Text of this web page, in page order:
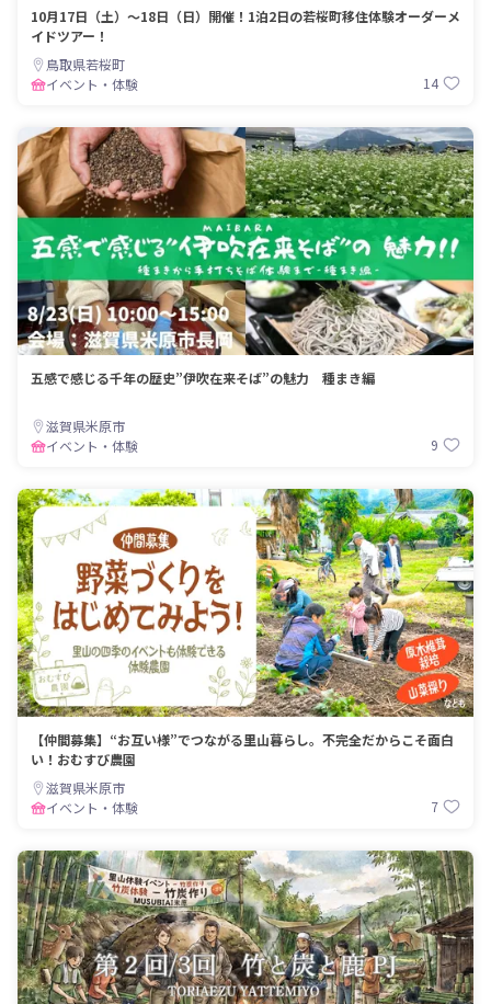
10月17日（土）～18日（日）開催！1泊2日の若桜町移住体験オーダーメ
イドツアー！
鳥取県若桜町
イベント・体験
14
五感で感じる千年の歴史”伊吹在来そば”の魅力 種まき編
滋賀県米原市
イベント・体験
9
【仲間募集】“お互い様”でつながる里山暮らし。不完全だからこそ面白
い！おむすび農園
滋賀県米原市
イベント・体験
7